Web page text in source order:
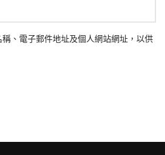
稱、電子郵件地址及個人網站網址，以供